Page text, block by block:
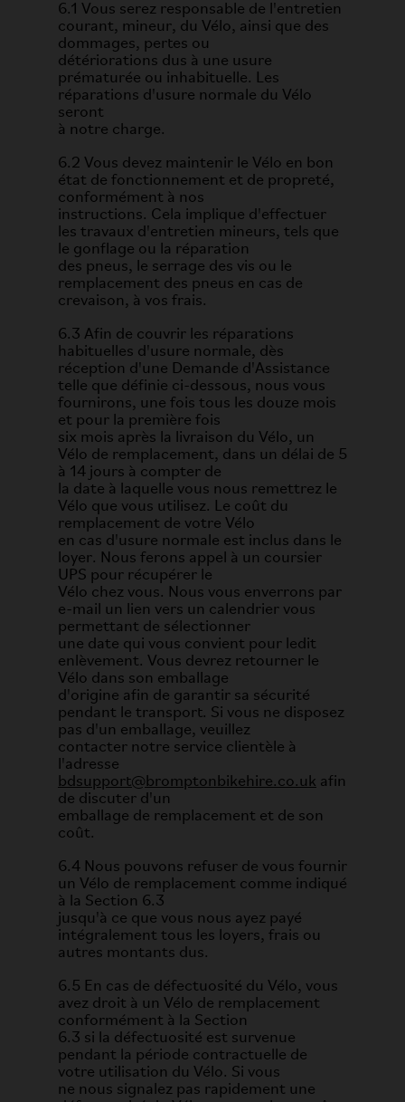
6.1 Vous serez responsable de l'entretien
courant, mineur, du Vélo, ainsi que des
dommages, pertes ou
détériorations dus à une usure
prématurée ou inhabituelle. Les
réparations d'usure normale du Vélo
seront
à notre charge.
6.2 Vous devez maintenir le Vélo en bon
état de fonctionnement et de propreté,
conformément à nos
instructions. Cela implique d'effectuer
les travaux d'entretien mineurs, tels que
le gonflage ou la réparation
des pneus, le serrage des vis ou le
remplacement des pneus en cas de
crevaison, à vos frais.
6.3 Afin de couvrir les réparations
habituelles d'usure normale, dès
réception d'une Demande d'Assistance
telle que définie ci-dessous, nous vous
fournirons, une fois tous les douze mois
et pour la première fois
six mois après la livraison du Vélo, un
Vélo de remplacement, dans un délai de 5
à 14 jours à compter de
la date à laquelle vous nous remettrez le
Vélo que vous utilisez. Le coût du
remplacement de votre Vélo
en cas d'usure normale est inclus dans le
loyer. Nous ferons appel à un coursier
UPS pour récupérer le
Vélo chez vous. Nous vous enverrons par
e-mail un lien vers un calendrier vous
permettant de sélectionner
une date qui vous convient pour ledit
enlèvement. Vous devrez retourner le
Vélo dans son emballage
d'origine afin de garantir sa sécurité
pendant le transport. Si vous ne disposez
pas d'un emballage, veuillez
contacter notre service clientèle à
l'adresse
bdsupport@bromptonbikehire.co.uk afin
de discuter d'un
emballage de remplacement et de son
coût.
6.4 Nous pouvons refuser de vous fournir
un Vélo de remplacement comme indiqué
à la Section 6.3
jusqu'à ce que vous nous ayez payé
intégralement tous les loyers, frais ou
autres montants dus.
6.5 En cas de défectuosité du Vélo, vous
avez droit à un Vélo de remplacement
conformément à la Section
6.3 si la défectuosité est survenue
pendant la période contractuelle de
votre utilisation du Vélo. Si vous
ne nous signalez pas rapidement une